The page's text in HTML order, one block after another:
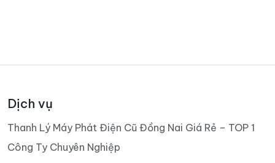
Dịch vụ
Thanh Lý Máy Phát Điện Cũ Đồng Nai Giá Rẻ – TOP 1
Công Ty Chuyên Nghiệp